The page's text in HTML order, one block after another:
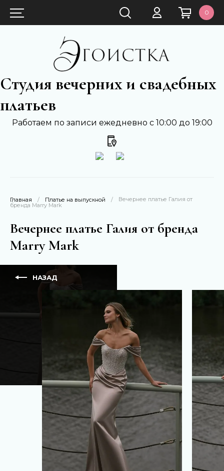
0
Студия вечерних и свадебных
платьев
Работаем по записи ежедневно с 10:00 до 19:00
Главная / Платье на выпускной /
Вечернее платье Галия от
бренда Marry Mark
Вечернее платье Галия от бренда
Marry Mark
НАЗАД